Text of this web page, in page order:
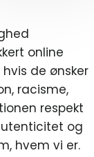
online
de ønsker
racisme,
respekt
og
hvem vi er.